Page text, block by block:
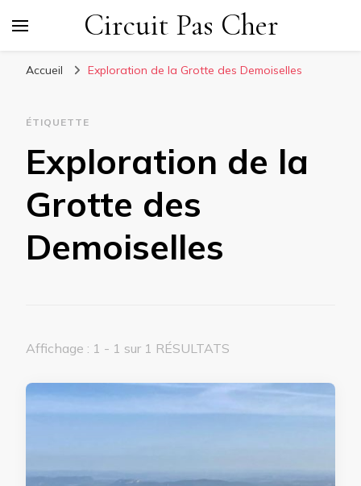
Circuit Pas Cher
Accueil Exploration de la Grotte des Demoiselles
ÉTIQUETTE
Exploration de la
Grotte des
Demoiselles
Affichage : 1 - 1 sur 1 RÉSULTATS